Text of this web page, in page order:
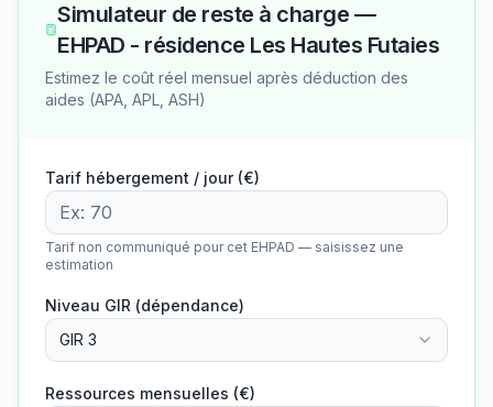
Simulateur de reste à charge —
EHPAD - résidence Les Hautes Futaies
Estimez le coût réel mensuel après déduction des
aides (APA, APL, ASH)
Tarif hébergement / jour (€)
Tarif non communiqué pour cet EHPAD — saisissez une
estimation
Niveau GIR (dépendance)
GIR 3
Ressources mensuelles (€)